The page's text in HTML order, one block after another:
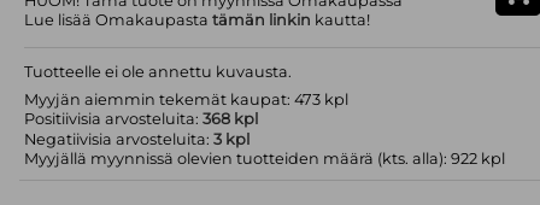
Lue lisää Omakaupastatämän linkin kautta!
Tuotteelle ei ole annettu kuvausta.
Myyjän aiemmin tekemät kaupat: 473 kpl
Positiivisia arvosteluita:368 kpl
Negatiivisia arvosteluita:3 kpl
Myyjällä myynnissä olevien tuotteiden määrä (kts. alla): 922 kpl